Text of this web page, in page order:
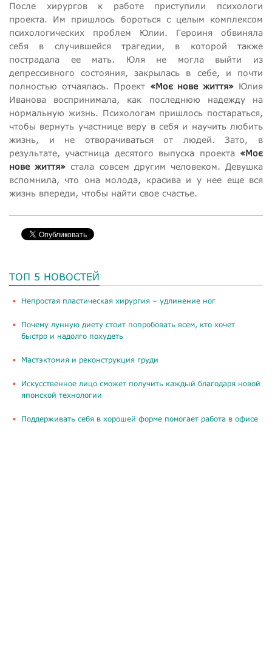
После хирургов к работе приступили психологи
проекта. Им пришлось бороться с целым комплексом
психологических проблем Юлии. Героиня обвиняла
себя в случившейся трагедии, в которой также
пострадала ее мать. Юля не могла выйти из
депрессивного состояния, закрылась в себе, и почти
полностью отчаялась. Проект «Моє нове життя» Юлия
Иванова воспринимала, как последнюю надежду на
нормальную жизнь. Психологам пришлось постараться,
чтобы вернуть участнице веру в себя и научить любить
жизнь, и не отворачиваться от людей. Зато, в
результате, участница десятого выпуска проекта «Моє
нове життя» стала совсем другим человеком. Девушка
вспомнила, что она молода, красива и у нее еще вся
жизнь впереди, чтобы найти свое счастье.
ТОП 5 НОВОСТЕЙ
​Непростая пластическая хирургия – удлинение ног
Почему лунную диету стоит попробовать всем, кто хочет
быстро и надолго похудеть
Мастэктомия и реконструкция груди
Искусственное лицо сможет получить каждый благодаря новой
японской технологии
Поддерживать себя в хорошей форме помогает работа в офисе